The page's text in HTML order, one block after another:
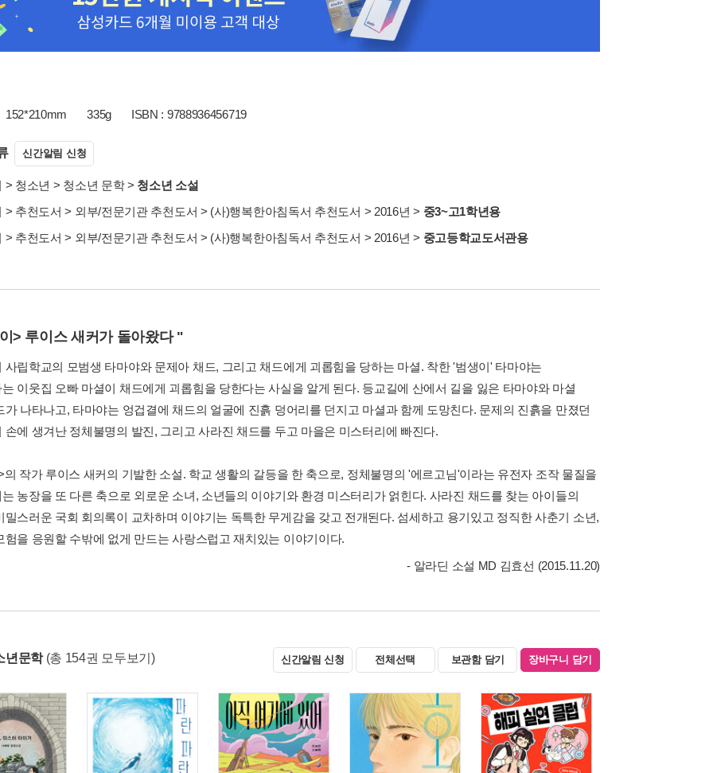
152*210mm 335g ISBN : 9788936456719
신간알림 신청
> 청소년 > 청소년 문학> 청소년 소설
> 추천도서 > 외부/전문기관 추천도서 > (사)행복한아침독서 추천도서 > 2016년 > 중3~고1학년용
> 추천도서 > 외부/전문기관 추천도서 > (사)행복한아침독서 추천도서 > 2016년 > 중고등학교도서관용
> 루이스 새커가 돌아왔다 "
사립학교의 모범생 타마야와 문제아 채드, 그리고 채드에게 괴롭힘을 당하는 마셜. 착한 '범생이' 타마야는
이웃집 오빠 마셜이 채드에게 괴롭힘을 당한다는 사실을 알게 된다. 등교길에 산에서 길을 잃은 타마야와 마셜
가 나타나고, 타마야는 엉겁결에 채드의 얼굴에 진흙 덩어리를 던지고 마셜과 함께 도망친다. 문제의 진흙을 만졌던
손에 생겨난 정체불명의 발진, 그리고 사라진 채드를 두고 마을은 미스터리에 빠진다.
의 작가 루이스 새커의 기발한 소설. 학교 생활의 갈등을 한 축으로, 정체불명의 '에르고님'이라는 유전자 조작 물질을
농장을 또 다른 축으로 외로운 소녀, 소년들의 이야기와 환경 미스터리가 얽힌다. 사라진 채드를 찾는 아이들의
밀스러운 국회 회의록이 교차하며 이야기는 독특한 무게감을 갖고 전개된다. 섬세하고 용기있고 정직한 사춘기 소년,
험을 응원할 수밖에 없게 만드는 사랑스럽고 재치있는 이야기이다.
- 알라딘 소설 MD 김효선 (2015.11.20)
년문학 (총 154권 모두보기) 신간알림 신청 전체선택 보관함 담기 장바구니 담기